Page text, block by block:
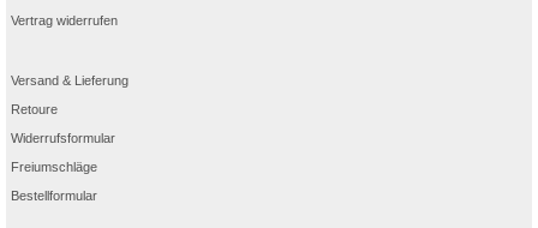
Vertrag widerrufen
Versand & Lieferung
Retoure
Widerrufsformular
Freiumschläge
Bestellformular